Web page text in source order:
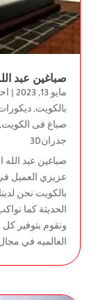
صباغين عبد الله
مايو 13, 2023 |
بالكويت,
صباغ فى الكويت,
جدران3D
صباغين عبد الله
عزيزي العميل
بالكويت نحن
الحديثة كما
ونقوم بتوفير
العالميه في